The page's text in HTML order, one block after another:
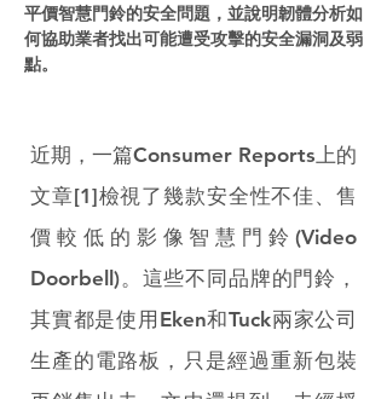
平價智慧門鈴的安全問題，並說明韌體分析如
何協助業者找出可能遭受攻擊的安全漏洞及弱
點。
近期，一篇Consumer Reports上的
文章[1]檢視了幾款安全性不佳、售
價較低的影像智慧門鈴(Video
Doorbell)。這些不同品牌的門鈴，
其實都是使用Eken和Tuck兩家公司
生產的電路板，只是經過重新包裝